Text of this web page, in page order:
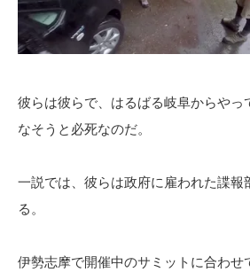
彼らは彼らで、はるばる岐阜からやっ
なそうと必死なのだ。
一説では、彼らは政府に雇われた諜報
る。
伊勢志摩で開催中のサミットに合わせ